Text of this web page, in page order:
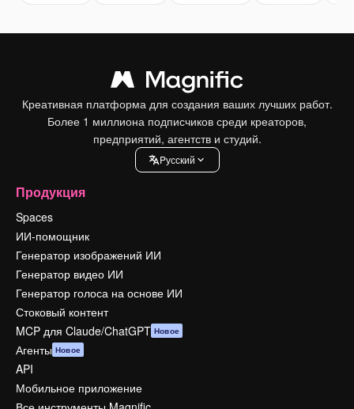
Креативная платформа для создания ваших лучших работ.
Более 1 миллиона подписчиков среди креаторов,
предприятий, агентств и студий.
Pусский
Продукция
Spaces
ИИ-помощник
Генератор изображений ИИ
Генератор видео ИИ
Генератор голоса на основе ИИ
Стоковый контент
MCP для Claude/ChatGPT Новое
Агенты Новое
API
Мобильное приложение